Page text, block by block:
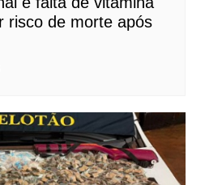
risco de morte após